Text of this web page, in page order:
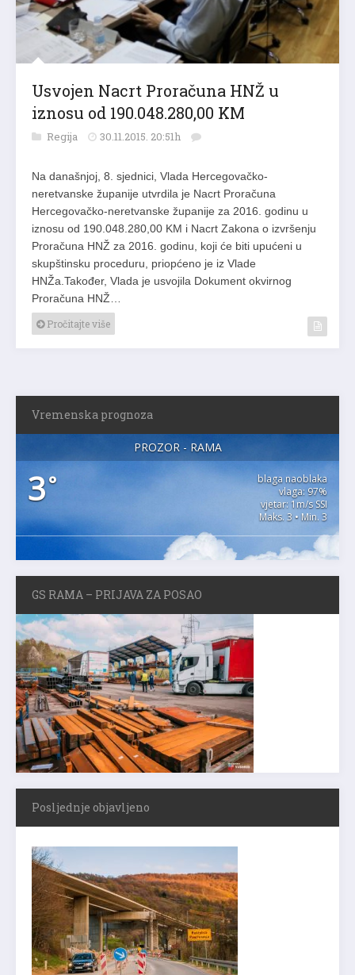
Usvojen Nacrt Proračuna HNŽ u
iznosu od 190.048.280,00 KM
Regija 30.11.2015. 20:51h
Na današnjoj, 8. sjednici, Vlada Hercegovačko-
neretvanske županije utvrdila je Nacrt Proračuna
Hercegovačko-neretvanske županije za 2016. godinu u
iznosu od 190.048.280,00 KM i Nacrt Zakona o izvršenju
Proračuna HNŽ za 2016. godinu, koji će biti upućeni u
skupštinsku proceduru, priopćeno je iz Vlade
HNŽa.Također, Vlada je usvojila Dokument okvirnog
Proračuna HNŽ…
Pročitajte više
Vremenska prognoza
PROZOR - RAMA
3°
blaga naoblaka
vlaga: 97%
vjetar: 1m/s SSI
Maks. 3 • Min. 3
GS RAMA – PRIJAVA ZA POSAO
Posljednje objavljeno